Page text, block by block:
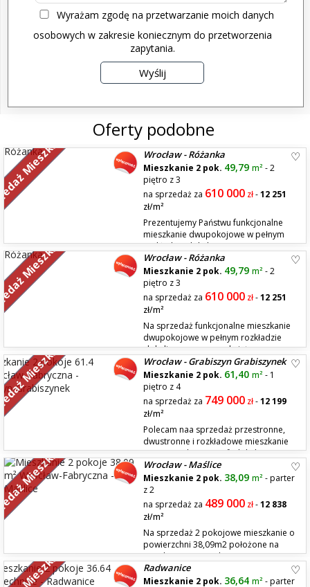
Wyrażam zgodę na przetwarzanie moich danych
osobowych w zakresie koniecznym do przetworzenia
zapytania.
Oferty podobne
Mieszkań Wrocław - Różanka
Mieszkanie 2 pok. 49,79m² - 2
piętro z 3
na sprzedaż za 610 000 zł-12 251
zł/m²
Prezentujemy Państwu funkcjonalne
mieszkanie dwupokojowe w pełnym
rozkładzie zlokalizowane na
zamkniętym monitorowanym i strzeżonym osiedlu przy ul. Obornickiej
77. Nieruchomość znajduje się na II piętrze niskiego budynku i składa się
z salonu z wyjściem na przestronny balkon, sypialni, oddzielnej ...
Mieszkań Wrocław - Różanka
Mieszkanie 2 pok. 49,79m² - 2
piętro z 3
na sprzedaż za 610 000 zł-12 251
zł/m²
Na sprzedaż funkcjonalne mieszkanie
dwupokojowe w pełnym rozkładzie
zlokalizowane na zamkniętym
monitorowanym i strzeżonym osiedlu przy ul. Obornickiej 77.
Nieruchomość znajduje się na II piętrze niskiego budynku i składa się z
salonu z wyjściem na przestronny balkon, sypialni, oddzielnej kuchni z ...
Mieszkań Wrocław - Grabiszyn Grabiszynek
Mieszkanie 2 pok. 61,40m² - 1
piętro z 4
na sprzedaż za 749 000 zł-12 199
zł/m²
Polecam naa sprzedaż przestronne,
dwustronne i rozkładowe mieszkanie
o powierzchni 61,4 m², zlokalizowane
w jednej z najbardziej pożądanych i zielonych dzielnic Wrocławia – na
Grabiszynku (ul. Inżynierska). Lokal znajduje się na idealnym 1. piętrze w
zadbanym, 4-piętrowym budynku z 1960 roku, który ...
Mieszkań Wrocław - Maślice
Mieszkanie 2 pok. 38,09m² - parter
z 2
na sprzedaż za 489 000 zł-12 838
zł/m²
Na sprzedaż 2 pokojowe mieszkanie o
powierzchni 38,09m2 położone na
wysokim parterze dwupiętrowego
bloku z roku 2012 na Maślicach. Mieszkanie składa się z salonu z
aneksem, sypialni, łazienki i przedpokoju. Atutem mieszkania jest taras
Radwanice
Mieszkanie 2 pok. 36,64m² - parter